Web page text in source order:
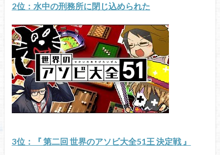
2位：水中の刑務所に閉じ込められた
3位：『 第二回 世界のアソビ大全51王 決定戦 』